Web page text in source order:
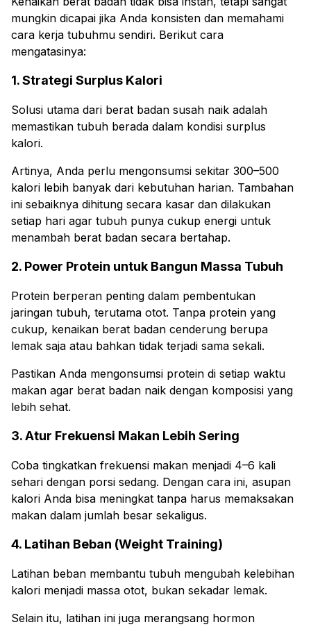
mungkin dicapai jika Anda konsisten dan memahami
cara kerja tubuhmu sendiri. Berikut cara
mengatasinya:
1. Strategi Surplus Kalori
Solusi utama dari berat badan susah naik adalah
memastikan tubuh berada dalam kondisi surplus
kalori.
Artinya, Anda perlu mengonsumsi sekitar 300–500
kalori lebih banyak dari kebutuhan harian. Tambahan
ini sebaiknya dihitung secara kasar dan dilakukan
setiap hari agar tubuh punya cukup energi untuk
menambah berat badan secara bertahap.
2. Power Protein untuk Bangun Massa Tubuh
Protein berperan penting dalam pembentukan
jaringan tubuh, terutama otot. Tanpa protein yang
cukup, kenaikan berat badan cenderung berupa
lemak saja atau bahkan tidak terjadi sama sekali.
Pastikan Anda mengonsumsi protein di setiap waktu
makan agar berat badan naik dengan komposisi yang
lebih sehat.
3. Atur Frekuensi Makan Lebih Sering
Coba tingkatkan frekuensi makan menjadi 4–6 kali
sehari dengan porsi sedang. Dengan cara ini, asupan
kalori Anda bisa meningkat tanpa harus memaksakan
makan dalam jumlah besar sekaligus.
4. Latihan Beban (Weight Training)
Latihan beban membantu tubuh mengubah kelebihan
kalori menjadi massa otot, bukan sekadar lemak.
Selain itu, latihan ini juga merangsang hormon